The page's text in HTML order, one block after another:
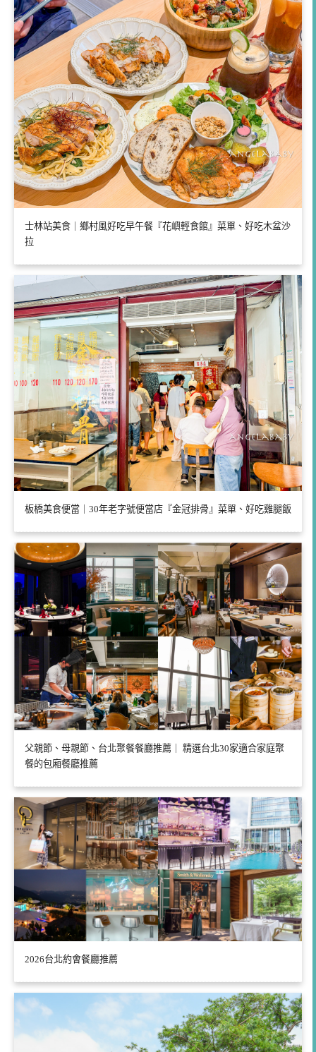
士林站美食｜鄉村風好吃早午餐『花嶼輕食館』菜單、好吃木盆沙
拉
板橋美食便當｜30年老字號便當店『金冠排骨』菜單、好吃雞腿飯
父親節、母親節、台北聚餐餐廳推薦｜ 精選台北30家適合家庭聚
餐的包廂餐廳推薦
2026台北約會餐廳推薦